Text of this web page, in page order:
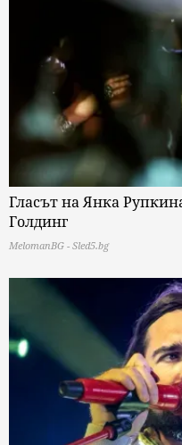
Гласът на Янка
Голдинг
MelomanBG - Sled5.bg